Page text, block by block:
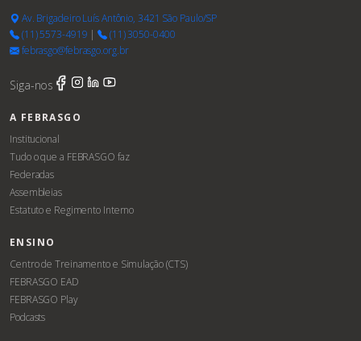
Av. Brigadeiro Luís Antônio, 3421 São Paulo/SP
(11) 5573-4919 |
(11) 3050-0400
febrasgo@febrasgo.org.br
Siga-nos
A FEBRASGO
Institucional
Tudo o que a FEBRASGO faz
Federadas
Assembleias
Estatuto e Regimento Interno
ENSINO
Centro de Treinamento e Simulação (CTS)
FEBRASGO EAD
FEBRASGO Play
Podcasts